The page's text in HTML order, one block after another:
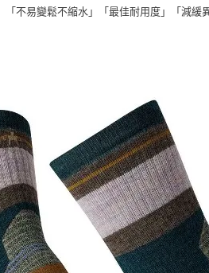
「不易變鬆不縮水」「最佳耐用度」「減緩